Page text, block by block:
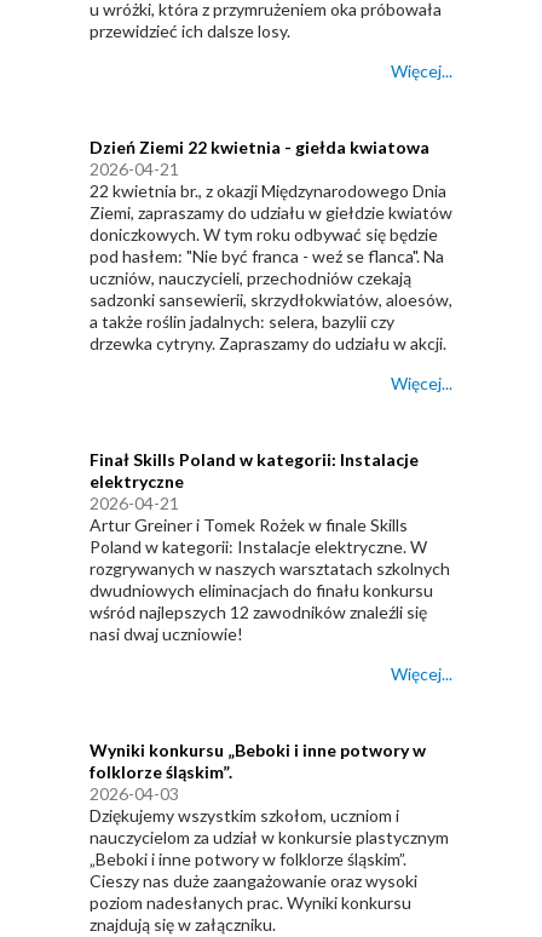
u wróżki, która z przymrużeniem oka próbowała
przewidzieć ich dalsze losy.
Więcej...
Dzień Ziemi 22 kwietnia - giełda kwiatowa
2026-04-21
22 kwietnia br., z okazji Międzynarodowego Dnia
Ziemi, zapraszamy do udziału w giełdzie kwiatów
doniczkowych. W tym roku odbywać się będzie
pod hasłem: "Nie być franca - weź se flanca". Na
uczniów, nauczycieli, przechodniów czekają
sadzonki sansewierii, skrzydłokwiatów, aloesów,
a także roślin jadalnych: selera, bazylii czy
drzewka cytryny. Zapraszamy do udziału w akcji.
Więcej...
Finał Skills Poland w kategorii: Instalacje
elektryczne
2026-04-21
Artur Greiner i Tomek Rożek w finale Skills
Poland w kategorii: Instalacje elektryczne. W
rozgrywanych w naszych warsztatach szkolnych
dwudniowych eliminacjach do finału konkursu
wśród najlepszych 12 zawodników znaleźli się
nasi dwaj uczniowie!
Więcej...
Wyniki konkursu „Beboki i inne potwory w
folklorze śląskim”.
2026-04-03
Dziękujemy wszystkim szkołom, uczniom i
nauczycielom za udział w konkursie plastycznym
„Beboki i inne potwory w folklorze śląskim”.
Cieszy nas duże zaangażowanie oraz wysoki
poziom nadesłanych prac. Wyniki konkursu
znajdują się w załączniku.